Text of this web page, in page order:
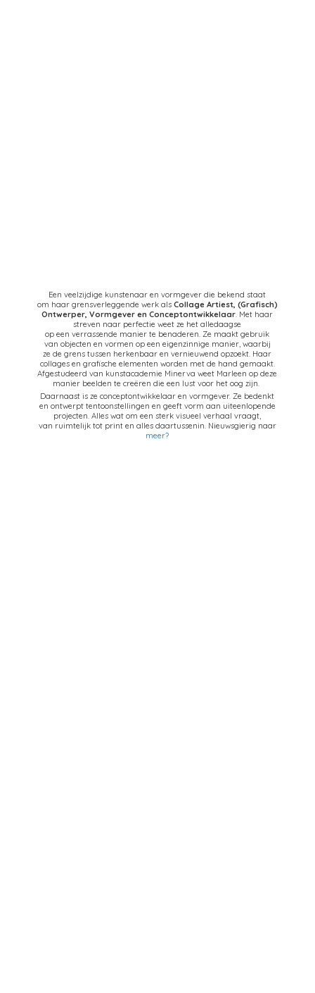
Een veelzijdige kunstenaar en vormgever die bekend staat
om haar grensverleggende werk als Collage Artiest, (Grafisch)
Ontwerper, Vormgever en Conceptontwikkelaar. Met haar
streven naar perfectie weet ze het alledaagse
op een verrassende manier te benaderen. Ze maakt gebruik
van objecten en vormen op een eigenzinnige manier, waarbij
ze de grens tussen herkenbaar en vernieuwend opzoekt. Haar
collages en grafische elementen worden met de hand gemaakt.
Afgestudeerd van kunstacademie Minerva weet Marleen op deze
manier beelden te creëren die een lust voor het oog zijn.
Daarnaast is ze conceptontwikkelaar en vormgever. Ze bedenkt
en ontwerpt tentoonstellingen en geeft vorm aan uiteenlopende
projecten. Alles wat om een sterk visueel verhaal vraagt,
van ruimtelijk tot print en alles daartussenin. Nieuwsgierig naar
meer?